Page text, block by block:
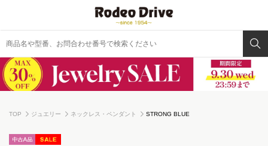
TOP ジュエリー ネックレス・ペンダント STRONG BLUE